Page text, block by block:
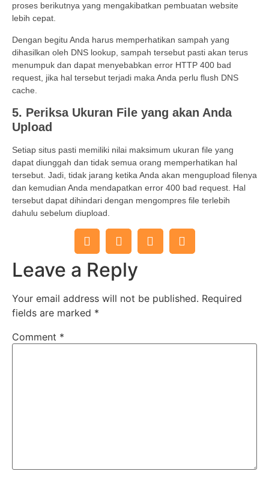
proses berikutnya yang mengakibatkan pembuatan website
lebih cepat.
Dengan begitu Anda harus memperhatikan sampah yang
dihasilkan oleh DNS lookup, sampah tersebut pasti akan terus
menumpuk dan dapat menyebabkan error HTTP 400 bad
request, jika hal tersebut terjadi maka Anda perlu flush DNS
cache.
5. Periksa Ukuran File yang akan Anda
Upload
Setiap situs pasti memiliki nilai maksimum ukuran file yang
dapat diunggah dan tidak semua orang memperhatikan hal
tersebut. Jadi, tidak jarang ketika Anda akan mengupload filenya
dan kemudian Anda mendapatkan error 400 bad request. Hal
tersebut dapat dihindari dengan mengompres file terlebih
dahulu sebelum diupload.
Leave a Reply
Your email address will not be published. Required
fields are marked *
Comment *